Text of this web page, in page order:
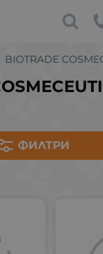
BIOTRADE
ФИЛТРИ